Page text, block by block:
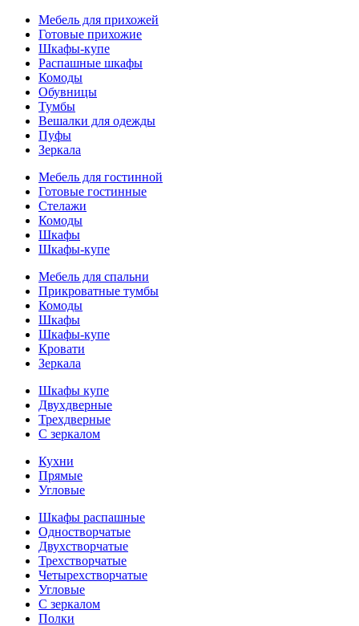
Мебель для прихожей
Готовые прихожие
Шкафы-купе
Распашные шкафы
Комоды
Обувницы
Тумбы
Вешалки для одежды
Пуфы
Зеркала
Мебель для гостинной
Готовые гостинные
Стелажи
Комоды
Шкафы
Шкафы-купе
Мебель для спальни
Прикроватные тумбы
Комоды
Шкафы
Шкафы-купе
Кровати
Зеркала
Шкафы купе
Двухдверные
Трехдверные
С зеркалом
Кухни
Прямые
Угловые
Шкафы распашные
Одностворчатые
Двухстворчатые
Трехстворчатые
Четырехстворчатые
Угловые
С зеркалом
Полки